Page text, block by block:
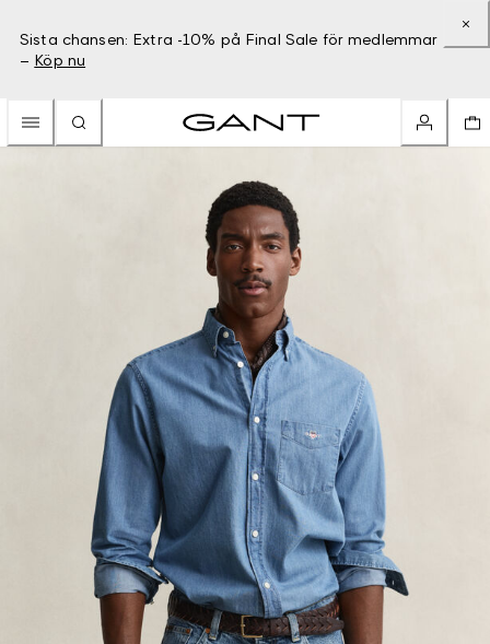
Sista chansen: Extra -10% på Final Sale för medlemmar
– Köp nu